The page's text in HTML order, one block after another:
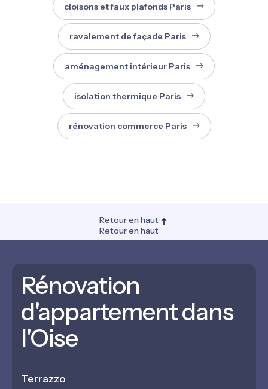
cloisons et faux plafonds Paris
ravalement de façade Paris
aménagement intérieur Paris
isolation thermique Paris
rénovation commerce Paris
Retour en haut
Retour en haut
Rénovation
d'appartement dans
l'Oise
Terrazzo